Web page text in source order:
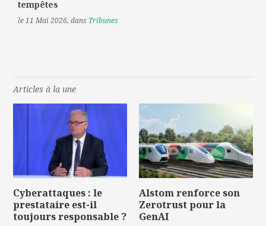
tempêtes
le 11 Mai 2026, dans Tribunes
Articles à la une
Cyberattaques : le
prestataire est-il
toujours responsable ?
Alstom renforce son
Zerotrust pour la
GenAI